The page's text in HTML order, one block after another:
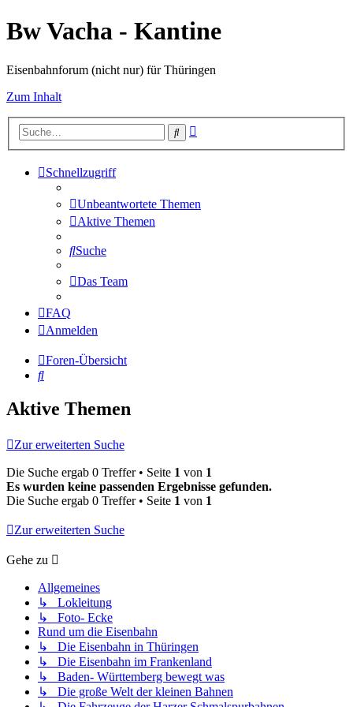
Bw Vacha - Kantine
Eisenbahnforum (nicht nur) für Thüringen
Zum Inhalt
Suche
Schnellzugriff
Unbeantwortete Themen
Aktive Themen
Suche
Das Team
FAQ
Anmelden
Foren-Übersicht
Suche
Aktive Themen
Zur erweiterten Suche
Die Suche ergab 0 Treffer • Seite 1 von 1
Es wurden keine passenden Ergebnisse gefunden.
Die Suche ergab 0 Treffer • Seite 1 von 1
Zur erweiterten Suche
Gehe zu
Allgemeines
↳ Lokleitung
↳ Foto- Ecke
Rund um die Eisenbahn
↳ Die Eisenbahn in Thüringen
↳ Die Eisenbahn im Frankenland
↳ Baden- Württemberg bewegt was
↳ Die große Welt der kleinen Bahnen